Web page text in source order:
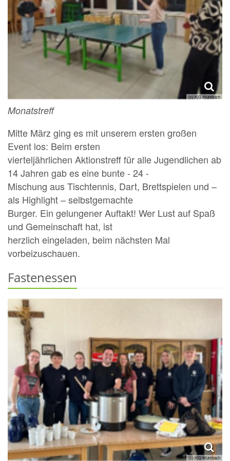
(c) KjG Krumbach
Monatstreff
Mitte März ging es mit unserem ersten großen
Event los: Beim ersten
vierteljährlichen Aktionstreff für alle Jugendlichen ab
14 Jahren gab es eine bunte - 24 -
Mischung aus Tischtennis, Dart, Brettspielen und –
als Highlight – selbstgemachte
Burger. Ein gelungener Auftakt! Wer Lust auf Spaß
und Gemeinschaft hat, ist
herzlich eingeladen, beim nächsten Mal
vorbeizuschauen.
Fastenessen
(c) KjG Krumbach